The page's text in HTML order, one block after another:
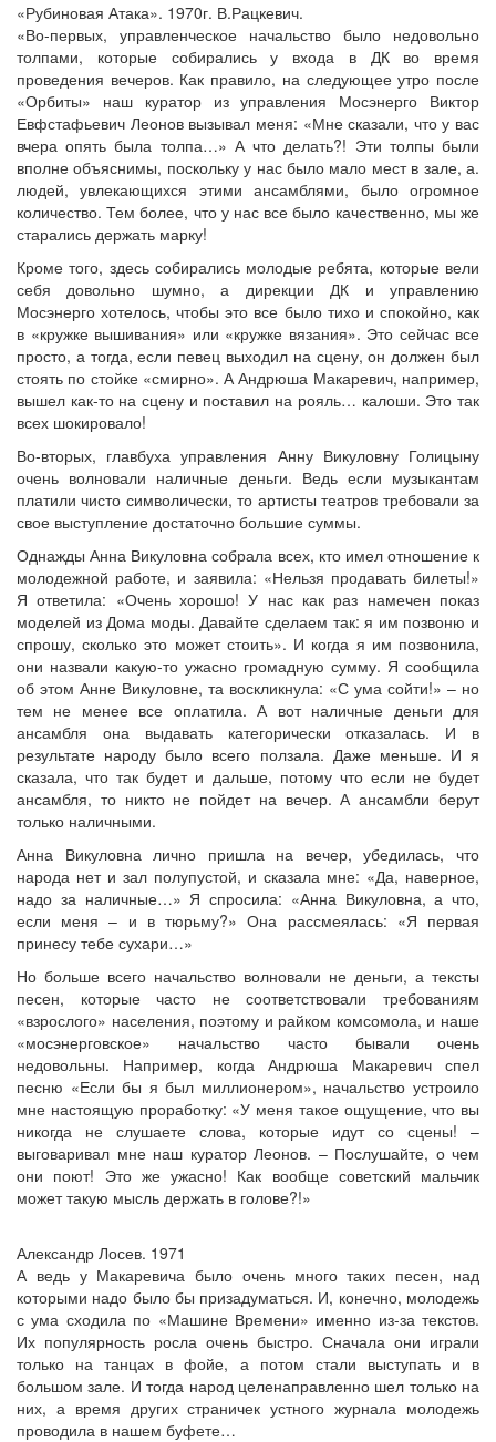
«Рубиновая Атака». 1970г. В.Рацкевич.
«Во-первых, управленческое начальство было недовольно
толпами, которые собирались у входа в ДК во время
проведения вечеров. Как правило, на следующее утро после
«Орбиты» наш куратор из управления Мосэнерго Виктор
Евфстафьевич Леонов вызывал меня: «Мне сказали, что у вас
вчера опять была толпа…» А что делать?! Эти толпы были
вполне объяснимы, поскольку у нас было мало мест в зале, а.
людей, увлекающихся этими ансамблями, было огромное
количество. Тем более, что у нас все было качественно, мы же
старались держать марку!
Кроме того, здесь собирались молодые ребята, которые вели
себя довольно шумно, а дирекции ДК и управлению
Мосэнерго хотелось, чтобы это все было тихо и спокойно, как
в «кружке вышивания» или «кружке вязания». Это сейчас все
просто, а тогда, если певец выходил на сцену, он должен был
стоять по стойке «смирно». А Андрюша Макаревич, например,
вышел как-то на сцену и поставил на рояль… калоши. Это так
всех шокировало!
Во-вторых, главбуха управления Анну Викуловну Голицыну
очень волновали наличные деньги. Ведь если музыкантам
платили чисто символически, то артисты театров требовали за
свое выступление достаточно большие суммы.
Однажды Анна Викуловна собрала всех, кто имел отношение к
молодежной работе, и заявила: «Нельзя продавать билеты!»
Я ответила: «Очень хорошо! У нас как раз намечен показ
моделей из Дома моды. Давайте сделаем так: я им позвоню и
спрошу, сколько это может стоить». И когда я им позвонила,
они назвали какую-то ужасно громадную сумму. Я сообщила
об этом Анне Викуловне, та воскликнула: «С ума сойти!» – но
тем не менее все оплатила. А вот наличные деньги для
ансамбля она выдавать категорически отказалась. И в
результате народу было всего ползала. Даже меньше. И я
сказала, что так будет и дальше, потому что если не будет
ансамбля, то никто не пойдет на вечер. А ансамбли берут
только наличными.
Анна Викуловна лично пришла на вечер, убедилась, что
народа нет и зал полупустой, и сказала мне: «Да, наверное,
надо за наличные…» Я спросила: «Анна Викуловна, а что,
если меня – и в тюрьму?» Она рассмеялась: «Я первая
принесу тебе сухари…»
Но больше всего начальство волновали не деньги, а тексты
песен, которые часто не соответствовали требованиям
«взрослого» населения, поэтому и райком комсомола, и наше
«мосэнерговское» начальство часто бывали очень
недовольны. Например, когда Андрюша Макаревич спел
песню «Если бы я был миллионером», начальство устроило
мне настоящую проработку: «У меня такое ощущение, что вы
никогда не слушаете слова, которые идут со сцены! –
выговаривал мне наш куратор Леонов. – Послушайте, о чем
они поют! Это же ужасно! Как вообще советский мальчик
может такую мысль держать в голове?!»
Александр Лосев. 1971
А ведь у Макаревича было очень много таких песен, над
которыми надо было бы призадуматься. И, конечно, молодежь
с ума сходила по «Машине Времени» именно из-за текстов.
Их популярность росла очень быстро. Сначала они играли
только на танцах в фойе, а потом стали выступать и в
большом зале. И тогда народ целенаправленно шел только на
них, а время других страничек устного журнала молодежь
проводила в нашем буфете…